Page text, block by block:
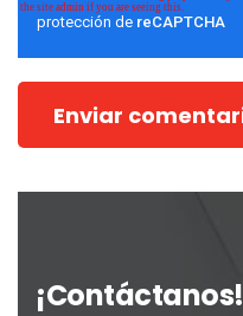
¡Contáctanos!